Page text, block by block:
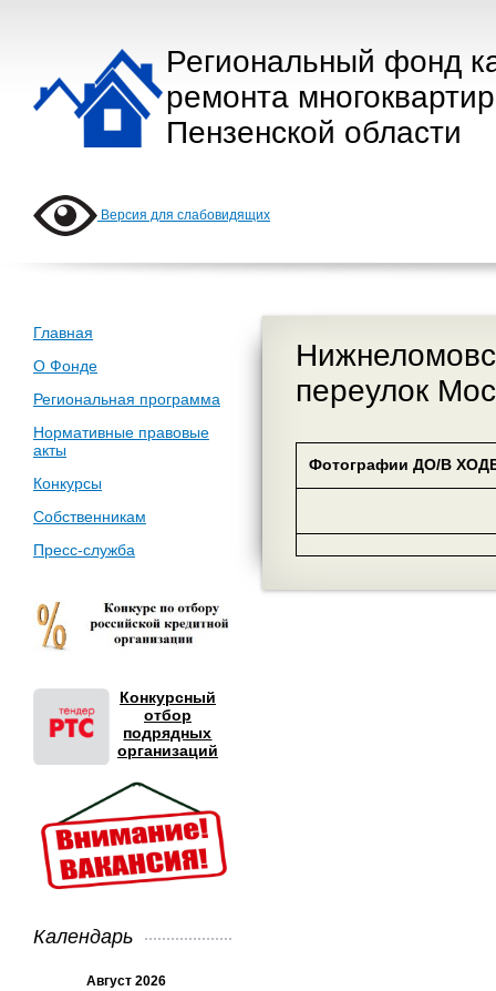
Региональный фонд
ремонта
Пензенской области
Версия для слабовидящих
Главная
О Фонде
Региональная программа
Нормативные правовые
акты
Конкурсы
Собственникам
Пресс-служба
Конкурсный
отбор
подрядных
организаций
Календарь
Август 2026
переулок
Фотографии ДО/В ХОДЕ